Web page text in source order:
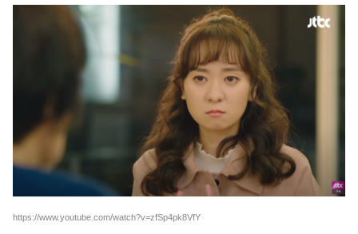
https://www.youtube.com/watch?v=zfSp4pk8VfY